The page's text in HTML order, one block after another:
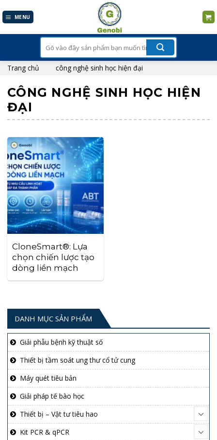
to
MENU
kiếm:
Trang chủ công nghệ sinh học hiện đại
CÔNG NGHỆ SINH HỌC HIỆN
ĐẠI
CloneSmart®: Lựa
chọn chiến lược tạo
dòng liền mạch
DANH MỤC SẢN PHẨM
Giải phẫu bệnh kỹ thuật số
Thiết bị tầm soát ung thư cổ tử cung
Máy quét tiêu bản
Giải pháp tế bào học
Thiết bị – Vật tư tiêu hao
Kit PCR & qPCR